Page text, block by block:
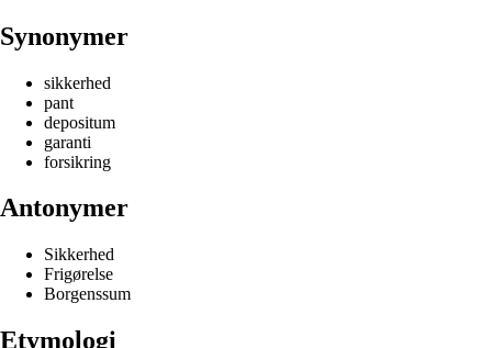
Synonymer
sikkerhed
pant
depositum
garanti
forsikring
Antonymer
Sikkerhed
Frigørelse
Borgenssum
Etymologi